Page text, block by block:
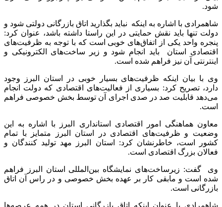
شود.
شاهمرادی با اشاره به اینکه نباید بگذارید اتاق بازرگانی دولتی شود و
دولت تنها باید نقش حمایتی در این راستا داشته باشد، عنوان کرد:
پنجره واحد یکی از اتفاق‌های خوبی است که با توجه به ظرفیت‌های
اقتصادی استان باید انجام شود و زیر ساخت‌های الکترونیکی و
اینترنتی آن نیز فراهم شده است.
وی با بیان اینکه ظرفیت‌های بسیار خوبی در استان البرز وجود
دارد، تصریح کرد: بسیاری از فعالیت‌های اقتصادی که دولت انجام
می‌دهد قابلیت صد در صدی اجرای آن توسط بخش خصوصی فراهم
است.
معاون هماهنگی امور اقتصادی استانداری البرز با اشاره به این
وضعیت و ظرفیت‌های اقتصادی در استان البرز متمایز با تمام
کشور است، خاطرنشان کرد: استان البرز مهد تولید کنندگان و
فعالان بزرگ اقتصادی است.
وی گفت: زیرساخت‌های نمایشگاه بین‌المللی استان البرز فراهم
شده است و مابقی کار بر عهده بخش خصوصی و در راس آن اتاق
بازرگانی است.
شاهمرادی با عنوان اینکه اتاق بازرگانی استان در همه عرصه‌ها